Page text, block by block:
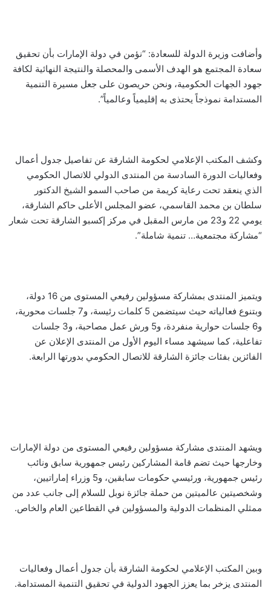
وأضافت وزيرة الدولة للسعادة: “نؤمن في دولة الإمارات بأن تحقيق
سعادة المجتمع هو الهدف الأسمى والمحصلة والنتيجة النهائية لكافة
جهود الجهات الحكومية، ونحن حريصون على جعل مسيرة التنمية
المستدامة نموذجاً يحتذى به إقليمياً وعالمياً”.
وكشف المكتب الإعلامي لحكومة الشارقة عن تفاصيل جدول أعمال
وفعاليات الدورة السادسة من المنتدى الدولي للاتصال الحكومي
الذي ينعقد تحت رعاية كريمة من صاحب السمو الشيخ الدكتور
سلطان بن محمد القاسمي، عضو المجلس الأعلى حاكم الشارقة،
يومي 22 و23 من مارس المقبل في مركز إكسبو الشارقة
تحت شعار
“مشاركة مجتمعية… تنمية شاملة”.
ويتميز المنتدى بمشاركة مسؤولين رفيعي المستوى من 16 دولة،
وبتنوع فعالياته حيث سيتضمن 5 كلمات رئيسة، و7 جلسات محورية،
و6 جلسات حوارية منفردة، و5 ورش عمل مصاحبة، و3 جلسات
تفاعلية، كما سيشهد مساء اليوم الأول من المنتدى الإعلان عن
الفائزين بفئات جائزة الشارقة للاتصال الحكومي بدورتها الرابعة.
ويشهد المنتدى مشاركة مسؤولين رفيعي المستوى من دولة الإمارات
وخارجها حيث تضم قامة المشاركين رئيس جمهورية سابق ونائب
رئيس جمهورية، ورئيسي حكومات سابقين، و5 وزراء إماراتيين،
وشخصيتين عالميتين من حملة جائزة نوبل للسلام إلى جانب عدد من
ممثلي المنظمات الدولية والمسؤولين في القطاعين العام والخاص.
وبين المكتب الإعلامي لحكومة الشارقة بأن جدول أعمال وفعاليات
المنتدى يزخر بما يعزز الجهود الدولية في تحقيق التنمية المستدامة.